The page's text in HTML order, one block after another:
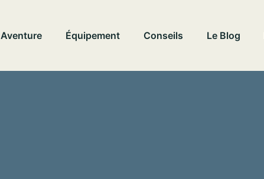
Aventure Équipement Conseils Le Blog